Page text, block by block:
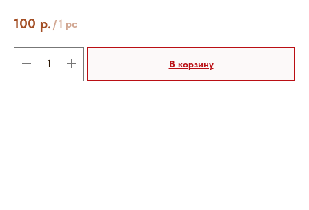
100 р. /1 pc
В корзину